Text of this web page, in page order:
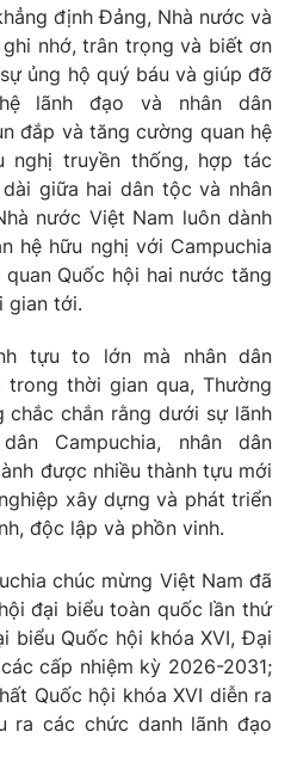
lai
Podcast
Infographic
Shorts video
Bất động sản
Tấm lòng Việt
định Đảng, Nhà nước và
nhớ, trân trọng và biết ơn
ủng hộ quý báu và giúp đỡ
lãnh đạo và nhân dân
đắp và tăng cường quan hệ
nghị truyền thống, hợp tác
giữa hai dân tộc và nhân
nước Việt Nam luôn dành
hệ hữu nghị với Campuchia
Quốc hội hai nước tăng
gian tới.
tựu to lớn mà nhân dân
thời gian qua, Thường
chắn rằng dưới sự lãnh
Campuchia, nhân dân
được nhiều thành tựu mới
xây dựng và phát triển
độc lập và phồn vinh.
chúc mừng Việt Nam đã
đại biểu toàn quốc lần thứ
biểu Quốc hội khóa XVI, Đại
cấp nhiệm kỳ 2026-2031;
Quốc hội khóa XVI diễn ra
ra các chức danh lãnh đạo